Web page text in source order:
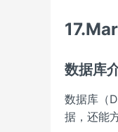
数据库
数据库（
据，还能